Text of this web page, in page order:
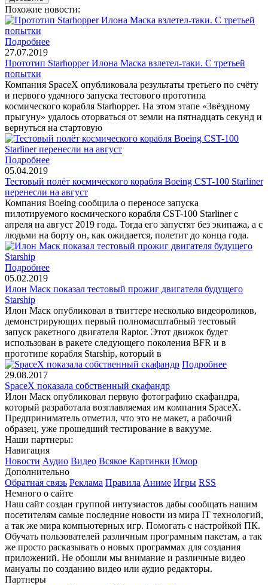
Похожие новости:
Подробнее
27.07.2019
Прототип Starhopper Илона Маска взлетел-таки. С третьей
попытки
Компания SpaceX опубликовала результаты третьего по счёту
и первого удачного запуска тестового прототипа
космического корабля Starhopper. На этом этапе «Звёздному
прыгуну» удалось оторваться от земли на пятнадцать секунд и
вернуться на стартовую
Подробнее
05.04.2019
Тестовый полёт космического корабля Boeing CST-100 Starliner
перенесли на август
Компания Boeing сообщила о переносе запуска
пилотируемого космического корабля CST-100 Starliner с
апреля на август 2019 года. Тогда его запустят без экипажа, а с
людьми на борту он, как ожидается, полетит до конца года.
Подробнее
05.02.2019
Илон Маск показал тестовый прожиг двигателя будущего
Starship
Илон Маск опубликовал в твиттере несколько видеороликов,
демонстрирующих первый полномасштабный тестовый
запуск ракетного двигателя Raptor. Этот движок будет
использован в ракете следующего поколения BFR и в
прототипе корабля Starship, который в
Подробнее
29.08.2017
SpaceX показала собственный скафандр
Илон Маск опубликовал первую фотографию скафандра,
который разработала возглавляемая им компания SpaceX.
Предприниматель отметил, что это не макет, а рабочий
образец, уже прошедший тестирование в вакууме.
Наши партнеры:
Навигация
Новости Аудио Видео Всякое Картинки Юмор
Дополнительно
Обратная связь Реклама Правила Аниме Игры RSS
Немного о сайте
Наш сайт создан группой интузиастов дабы сообщать нашим
посетителям самые последние новости из мира IT технологий,
а так же мира компьютерных игр. Помогать с настройкой ПК.
Обучать пользователей различным програмным пакетам, а так
же просто расказывать о новых программах для создания
приложений. Не обошли мы внимание и различные видео
мануалы по созданию видео или аудио редакторы.
Партнеры